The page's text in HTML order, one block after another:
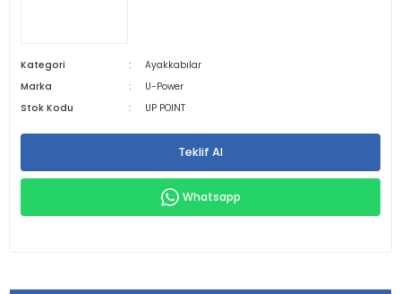
Kategori
Ayakkabılar
Marka
U-Power
Stok Kodu
UP POINT
Teklif Al
Whatsapp